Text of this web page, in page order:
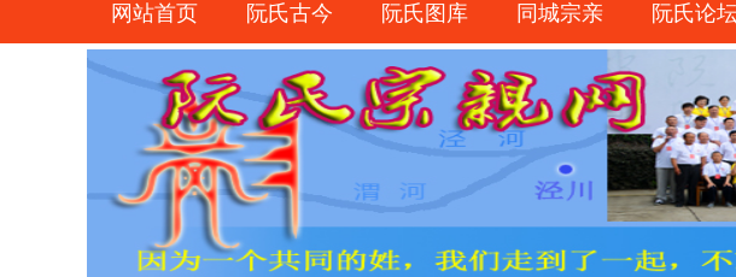
快捷导航
网站首页 阮氏古今 阮氏图库 同城宗亲 阮氏论
网上祭祀 排行榜 导读 日志